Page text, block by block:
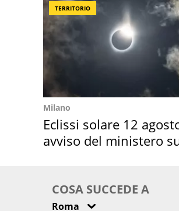
TERRITORIO
Milano
Eclissi solare 12
avviso del ministero